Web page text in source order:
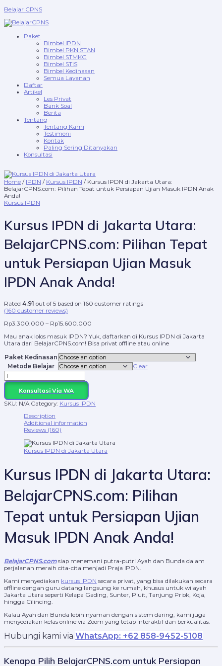
to
Belajar CPNS
Paket
Bimbel IPDN
Bimbel PKN STAN
Bimbel STMKG
Bimbel STIS
Bimbel Kedinasan
Semua Layanan
Daftar
Artikel
Les Privat
Bank Soal
Berita
Tentang
Tentang Kami
Testimoni
Kontak
Paling Sering Ditanyakan
Konsultasi
Home / IPDN / Kursus IPDN / Kursus IPDN di Jakarta Utara:
BelajarCPNS.com: Pilihan Tepat untuk Persiapan Ujian Masuk IPDN Anak
Anda!
Kursus IPDN
Kursus IPDN di Jakarta Utara:
BelajarCPNS.com: Pilihan Tepat
untuk Persiapan Ujian Masuk
IPDN Anak Anda!
Rated 4.91 out of 5 based on 160 customer ratings
(160 customer reviews)
Rp3.300.000 – Rp15.600.000
Mau anak lolos masuk IPDN? Yuk, daftarkan di Kursus IPDN di Jakarta
Utara dari BelajarCPNS.com! Bisa privat offline atau online
Paket Kedinasan
Metode Belajar
Clear
IPDN
Jakarta
BelajarCPNS.com:
IPDN
Anak
Konsultasi Via WA
SKU: N/A Category: Kursus IPDN
Description
Additional information
Reviews (160)
Kursus IPDN di Jakarta Utara
Kursus IPDN di Jakarta Utara:
BelajarCPNS.com: Pilihan
Tepat untuk Persiapan Ujian
Masuk IPDN Anak Anda!
BelajarCPNS.comsiap menemani putra-putri Ayah dan Bunda dalam
perjalanan meraih cita-cita menjadi Praja IPDN.
Kami menyediakan kursus IPDN secara privat, yang bisa dilakukan secara
offline dengan guru datang langsung ke rumah, khusus untuk wilayah
Jakarta Utara seperti Kelapa Gading, Sunter, Pluit, Tanjung Priok, Koja,
hingga Cilincing.
Kalau Ayah dan Bunda lebih nyaman dengan sistem daring, kami juga
menyediakan kelas online via Zoom yang tetap interaktif dan berkualitas.
Hubungi kami via WhatsApp: +62 858-9452-5108
Kenapa Pilih BelajarCPNS.com untuk Persiapan